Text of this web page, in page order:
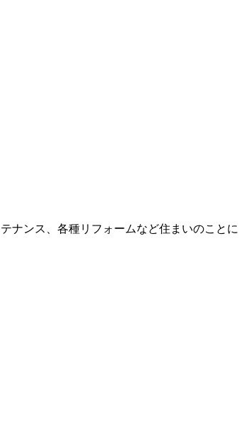
ナンス、各種リフォームなど住まいのことに